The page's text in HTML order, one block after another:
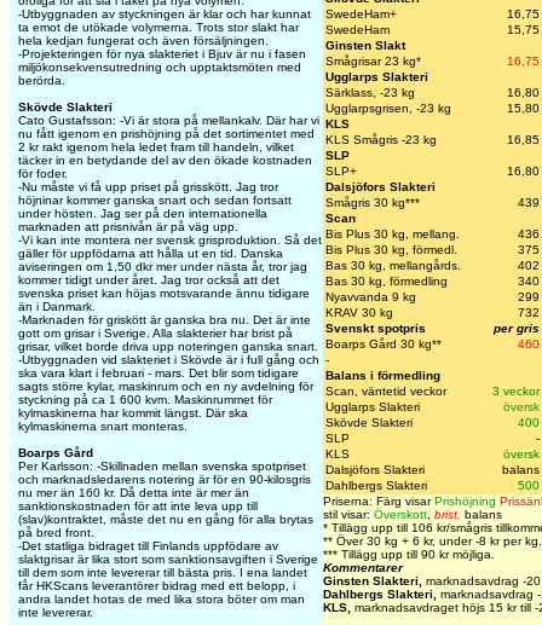
-Utbyggnaden av styckningen är klar och har kunnat
ta emot de utökade volymerna. Trots stor slakt har
hela kedjan fungerat och även försäljningen.
-Projekteringen för nya slakteriet i Bjuv är nu i fasen
miljökonsekvensutredning och upptaktsmöten med
berörda.
Skövde Slakteri
Cato Gustafsson: -Vi är stora på mellankalv. Där har vi
nu fått igenom en prishöjning på det sortimentet med
2 kr rakt igenom hela ledet fram till handeln, vilket
täcker in en betydande del av den ökade kostnaden
för foder.
-Nu måste vi få upp priset på grisskött. Jag tror
höjninar kommer ganska snart och sedan fortsatt
under hösten. Jag ser på den internationella
marknaden att prisnivån är på väg upp.
-Vi kan inte montera ner svensk grisproduktion. Så det
gäller för uppfödarna att hålla ut en tid. Danska
aviseringen om 1,50 dkr mer under nästa år, tror jag
kommer tidigt under året. Jag tror också att det
svenska priset kan höjas motsvarande ännu tidigare
än i Danmark.
-Marknaden för griskött är ganska bra nu. Det är inte
gott om grisar i Sverige. Alla slakterier har brist på
grisar, vilket borde driva upp noteringen ganska snart.
-Utbyggnaden vid slakteriet i Skövde är i full gång och
ska vara klart i februari - mars. Det blir som tidigare
sagts större kylar, maskinrum och en ny avdelning för
styckning på ca 1 600 kvm. Maskinrummet för
kylmaskinerna har kommit längst. Där ska
kylmaskinerna snart monteras.
Boarps Gård
Per Karlsson: -Skillnaden mellan svenska spotpriset
och marknadsledarens notering är för en 90-kilosgris
nu mer än 160 kr. Då detta inte är mer än
sanktionskostnaden för att inte leva upp till
(slav)kontraktet, måste det nu en gång för alla brytas
på bred front.
-Det statliga bidraget till Finlands uppfödare av
slaktgrisar är lika stort som sanktionsavgiften i Sverige
till dem som inte levererar till bästa pris. I ena landet
får HKScans leverantörer bidrag med ett belopp, i
andra landet hotas de med lika stora böter om man
inte levererar.
SwedeHam+
16,75
SwedeHam
15,75
Ginsten Slakt
Smågrisar 23 kg*
16,75
Ugglarps Slakteri
Särklass, -23 kg
16,80
Ugglarpsgrisen, -23 kg
15,80
KLS
KLS Smågris -23 kg
16,85
SLP
SLP+
16,80
Dalsjöfors Slakteri
Smågris 30 kg***
439
Scan
Bis Plus 30 kg, mellang.
436
Bis Plus 30 kg, förmedl.
375
Bas 30 kg, mellangårds.
402
Bas 30 kg, förmedling
340
Nyavvanda 9 kg
299
KRAV 30 kg
732
Svenskt spotpris
per gris
Boarps Gård 30 kg**
460
-
Balans i förmedling
Scan, väntetid veckor
3 veckor
Ugglarps Slakteri
översk
Skövde Slakteri
400
SLP
-
KLS
översk
Dalsjöfors Slakteri
balans
Dahlbergs Slakteri
500
Priserna: Färg visarPrishöjning
stil visar: Överskott brist, balans
* Tillägg upp till 106 kr/smågris
** Över 30 kg + 6 kr, under -8 kr per kg.
*** Tillägg upp till 90 kr möjliga.
Kommentarer
Ginsten Slakteri,
marknadsavdrag -
Dahlbergs Slakteri,
marknadsavdrag
KLS, marknadsavdraget höjs 15 kr till -